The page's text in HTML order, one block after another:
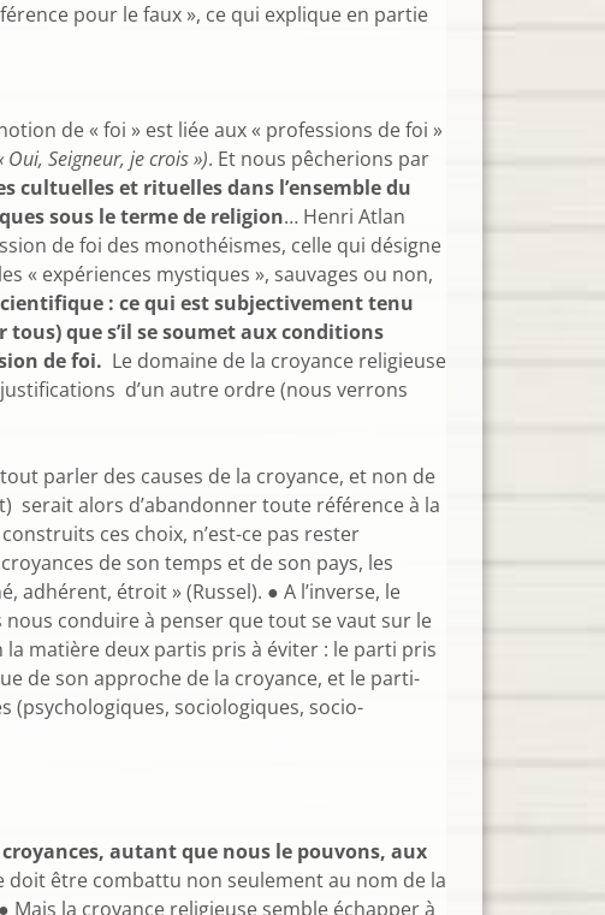
pour le faux », ce qui explique en partie
esprits…
de « foi » est liée aux « professions de foi »
Oui, Seigneur, je crois »). Et nous pêcherions par
cultuelles et rituelles dans l’ensemble du
sous le terme de religion… Henri Atlan
de foi des monothéismes, celle qui désigne
« expériences mystiques », sauvages ou non,
: ce qui est subjectivement tenu
que s’il se soumet aux conditions
de foi. Le domaine de la croyance religieuse
d’un autre ordre (nous verrons
parler des causes de la croyance, et non de
serait alors d’abandonner toute référence à la
ces choix, n’est-ce pas rester
de son temps et de son pays, les
étroit » (Russel). ● A l’inverse, le
conduire à penser que tout se vaut sur le
matière deux partis pris à éviter : le parti pris
de son approche de la croyance, et le parti-
(psychologiques, sociologiques, socio-
autant que nous le pouvons, aux
doit être combattu non seulement au nom de la
Mais la croyance religieuse semble échapper à